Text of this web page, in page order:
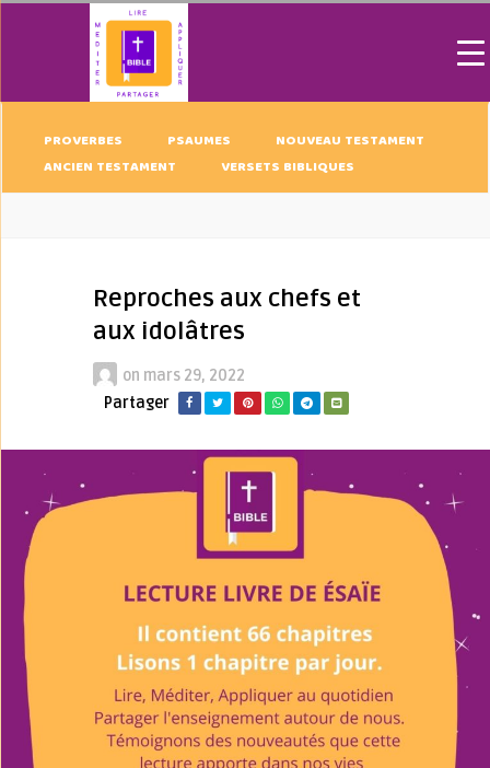
PROVERBES PSAUMES
NOUVEAU TESTAMENT
ANCIEN TESTAMENT
VERSETS BIBLIQUES
Reproches aux chefs et
aux idolâtres
on mars 29, 2022
Partager